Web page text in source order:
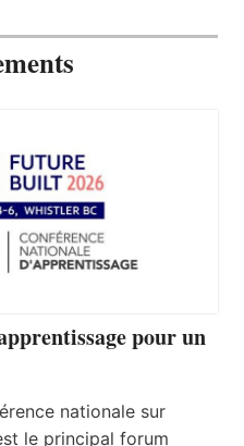
pour un
nationale sur
le principal forum